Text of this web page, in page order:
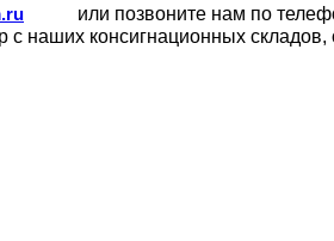
или позвоните нам по
наших консигнационных складов,